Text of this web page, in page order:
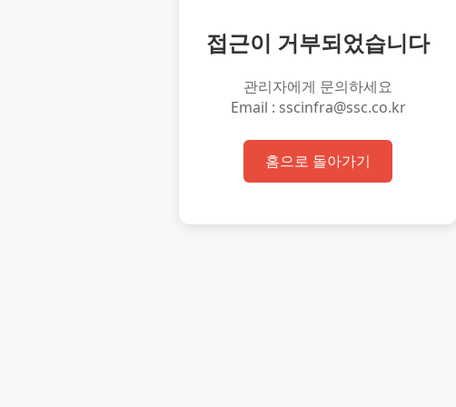
접근이 거부되었습니다
관리자에게 문의하세요
Email : sscinfra@ssc.co.kr
홈으로 돌아가기